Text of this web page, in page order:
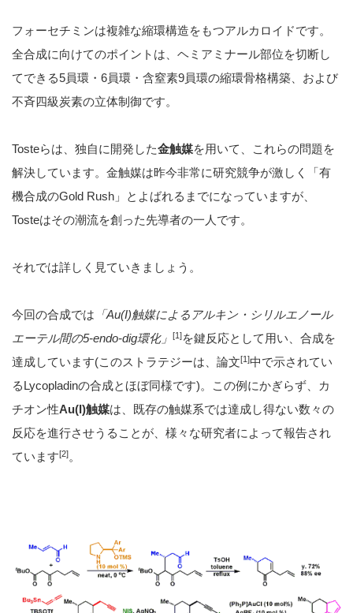
フォーセチミンは複雑な縮環構造をもつアルカロイドです。
全合成に向けてのポイントは、ヘミアミナール部位を切断し
てできる5員環・6員環・含窒素9員環の縮環骨格構築、および
不斉四級炭素の立体制御です。
Tosteらは、独自に開発した金触媒を用いて、これらの問題を
解決しています。金触媒は昨今非常に研究競争が激しく「有
機合成のGold Rush」とよばれるまでになっていますが、
Tosteはその潮流を創った先導者の一人です。
それでは詳しく見ていきましょう。
今回の合成では 「Au(I)触媒によるアルキン・シリルエノール
エーテル間の5-endo-dig環化」 [1]を鍵反応として用い、合成を
達成しています(このストラテジーは、論文[1]中で示されてい
るLycopladinの合成とほぼ同様です)。この例にかぎらず、カ
チオン性Au(I)触媒は、既存の触媒系では達成し得ない数々の
反応を進行させうることが、様々な研究者によって報告され
ています[2]。